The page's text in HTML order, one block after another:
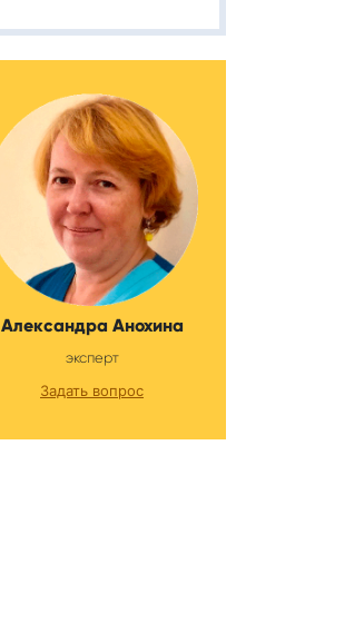
Александра Анохина
эксперт
Задать вопрос